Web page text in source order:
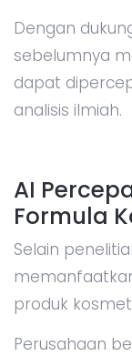
Dengan
sebelumnya
dapat
analisis ilmiah.
AI
Formula
Selain
produk
Perusahaan